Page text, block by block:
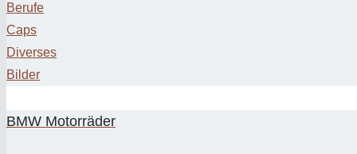
Berufe
Caps
Diverses
Bilder
BMW Motorräder